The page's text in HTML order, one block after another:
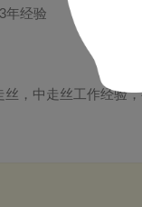
3年经验
丝，中走丝工作经验